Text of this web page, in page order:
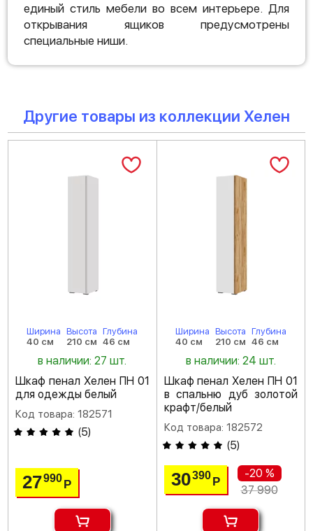
единый стиль мебели во всем интерьере. Для
открывания ящиков предусмотрены
специальные ниши.
Другие товары из коллекции Хелен
Ширина
40 см
Высота
210 см
Глубина
46 см
в наличии: 27 шт.
Шкаф пенал Хелен ПН 01
для одежды белый
Код товара: 182571
(5)
27990Р
Ширина
40 см
Высота
210 см
Глубина
46 см
в наличии: 24 шт.
Шкаф пенал Хелен ПН 01
в спальню дуб золотой
крафт/белый
Код товара: 182572
(5)
30390 Р
-20 %
37 990